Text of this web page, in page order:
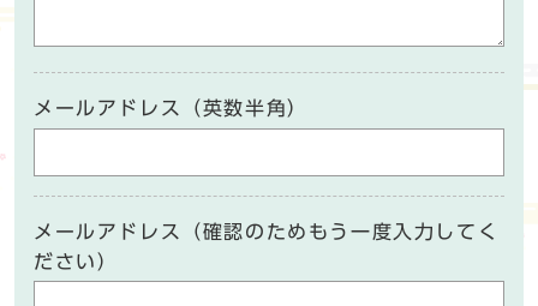
メールアドレス（英数半角）
メールアドレス（確認のためもう一度入力してく
ださい）